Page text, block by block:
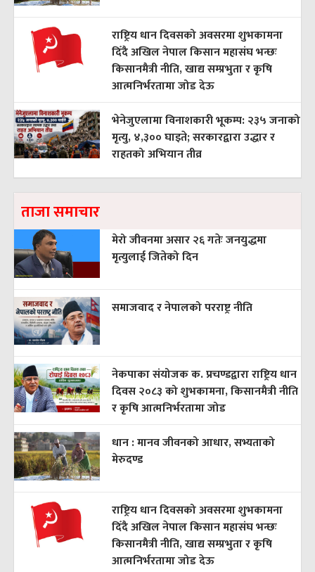
राष्ट्रिय धान दिवसको अवसरमा शुभकामना
दिँदै अखिल नेपाल किसान महासंघ भन्छः
किसानमैत्री नीति, खाद्य सम्प्रभुता र कृषि
आत्मनिर्भरतामा जोड देऊ
भेनेजुएलामा विनाशकारी भूकम्प: २३५ जनाको
मृत्यु, ४,३०० घाइते; सरकारद्वारा उद्धार र
राहतको अभियान तीव्र
ताजा समाचार
मेरो जीवनमा असार २६ गतेः जनयुद्धमा
मृत्युलाई जितेको दिन
समाजवाद र नेपालको परराष्ट्र नीति
नेकपाका संयोजक क. प्रचण्डद्वारा राष्ट्रिय धान
दिवस २०८३ को शुभकामना, किसानमैत्री नीति
र कृषि आत्मनिर्भरतामा जोड
धान : मानव जीवनको आधार, सभ्यताको
मेरुदण्ड
राष्ट्रिय धान दिवसको अवसरमा शुभकामना
दिँदै अखिल नेपाल किसान महासंघ भन्छः
किसानमैत्री नीति, खाद्य सम्प्रभुता र कृषि
आत्मनिर्भरतामा जोड देऊ